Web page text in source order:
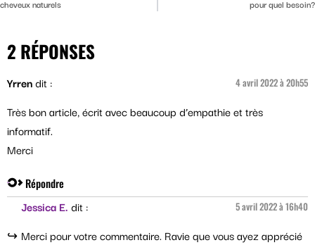
cheveux naturels
pour quel besoin?
2 RÉPONSES
Yrrendit : 4 avril 2022 à 20h55
Très bon article, écrit avec beaucoup d’empathie et très
informatif.
Merci
Répondre
Jessica E. dit : 5 avril 2022 à 16h40
Merci pour votre commentaire. Ravie que vous ayez apprécié